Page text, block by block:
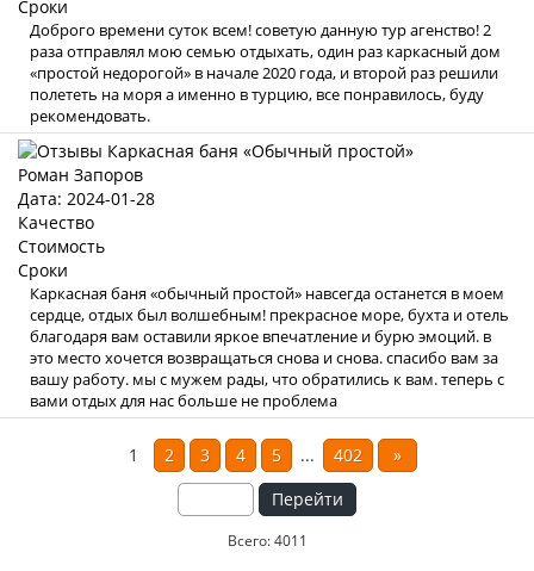
Сроки
Доброго времени суток всем! советую данную тур агенство! 2
раза отправлял мою семью отдыхать, один раз каркасный дом
«простой недорогой» в начале 2020 года, и второй раз решили
полететь на моря а именно в турцию, все понравилось, буду
рекомендовать.
Роман Запоров
Дата: 2024-01-28
Качество
Стоимость
Сроки
Каркасная баня «обычный простой» навсегда останется в моем
сердце, отдых был волшебным! прекрасное море, бухта и отель
благодаря вам оставили яркое впечатление и бурю эмоций. в
это место хочется возвращаться снова и снова. спасибо вам за
вашу работу. мы с мужем рады, что обратились к вам. теперь с
вами отдых для нас больше не проблема
1 2 3 4 5 ... 402
»
Перейти
Всего: 4011